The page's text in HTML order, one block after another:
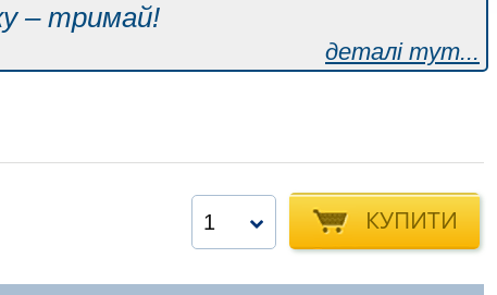
– тримай!
деталі тут...
КУПИТИ
1